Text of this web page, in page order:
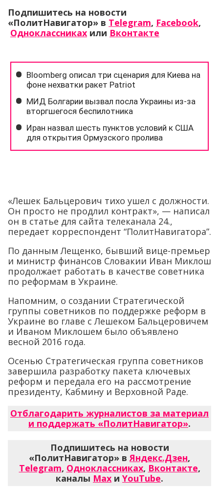
Подпишитесь на новости
«ПолитНавигатор» в Telegram, Facebook,
Одноклассниках или Вконтакте
«Лешек Бальцерович тихо ушел с должности.
Он просто не продлил контракт», — написал
он в статье для сайта телеканала 24.,
передает корреспондент “ПолитНавигатора”.
По данным Лещенко, бывший вице-премьер
и министр финансов Словакии Иван Миклош
продолжает работать в качестве советника
по реформам в Украине.
Напомним, о создании Стратегической
группы советников по поддержке реформ в
Украине во главе с Лешеком Бальцеровичем
и Иваном Миклошем было объявлено
весной 2016 года.
Осенью Стратегическая группа советников
завершила разработку пакета ключевых
реформ и передала его на рассмотрение
президенту, Кабмину и Верховной Раде.
Отблагодарить журналистов за материал
и поддержать «ПолитНавигатор».
Подпишитесь на новости
«ПолитНавигатор» вЯндекс.Дзен,
Telegram, Одноклассниках, Вконтакте,
каналы Max и YouTube.